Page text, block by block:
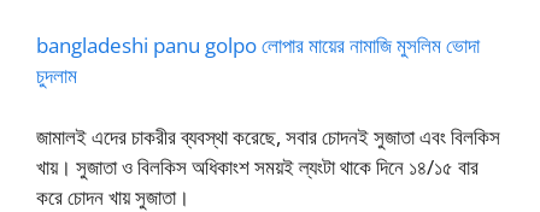
bangladeshi panu golpo লোপার মায়ের নামাজি মুসলিম ভোদা
চুদলাম
জামালই এদের চাকরীর ব্যবস্থা করেছে, সবার চোদনই সুজাতা এবং বিলকিস
খায়। সুজাতা ও বিলকিস অধিকাংশ সময়ই ল্যংটা থাকে দিনে ১৪/১৫ বার
করে চোদন খায় সুজাতা।